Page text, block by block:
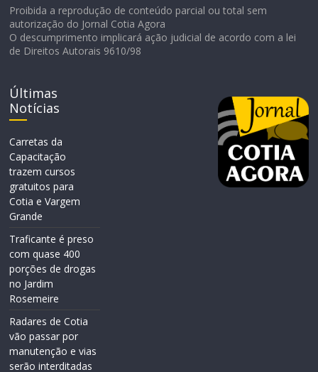
Proibida a reprodução de conteúdo parcial ou total sem
autorização do Jornal Cotia Agora
O descumprimento implicará ação judicial de acordo com a lei
de Direitos Autorais 9610/98
Últimas
Notícias
Carretas da
Capacitação
trazem cursos
gratuitos para
Cotia e Vargem
Grande
Traficante é preso
com quase 400
porções de drogas
no Jardim
Rosemeire
Radares de Cotia
vão passar por
manutenção e vias
serão interditadas